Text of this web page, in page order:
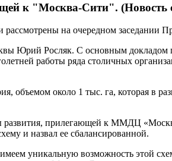
к "Москва-Сити". (Новость
на очередном заседании
Юрий Росляк. С основным докладом
работы ряда столичных
объемом около 1 тыс. га, которая в
прилегающей к ММДЦ
и назвал ее сбалансированной.
уникальную возможность этой